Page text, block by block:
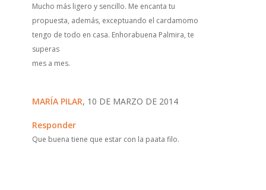
Mucho más ligero y sencillo. Me encanta tu
propuesta, además, exceptuando el cardamomo
tengo de todo en casa. Enhorabuena Palmira, te
superas
mes a mes.
MARÍA PILAR, 10 DE MARZO DE 2014
Responder
Que buena tiene que estar con la paata filo.